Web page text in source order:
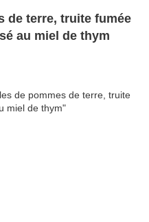
de terre, truite fumée
au miel de thym